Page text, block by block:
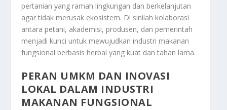
pertanian yang ramah lingkungan dan berkelanjutan
agar tidak merusak ekosistem. Di sinilah kolaborasi
antara petani, akademisi, produsen, dan pemerintah
menjadi kunci untuk mewujudkan industri makanan
fungsional berbasis herbal yang kuat dan tahan lama.
PERAN UMKM DAN INOVASI
LOKAL DALAM INDUSTRI
MAKANAN FUNGSIONAL